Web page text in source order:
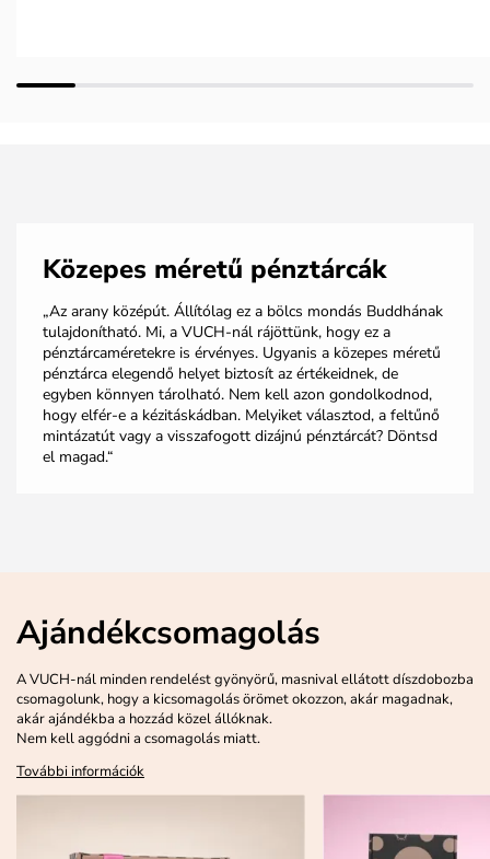
Közepes méretű pénztárcák
„Az arany középút. Állítólag ez a bölcs mondás Buddhának
tulajdonítható. Mi, a VUCH-nál rájöttünk, hogy ez a
pénztárcaméretekre is érvényes. Ugyanis a közepes méretű
pénztárca elegendő helyet biztosít az értékeidnek, de
egyben könnyen tárolható. Nem kell azon gondolkodnod,
hogy elfér-e a kézitáskádban. Melyiket választod, a feltűnő
mintázatút vagy a visszafogott dizájnú pénztárcát? Döntsd
el magad.“
Ajándékcsomagolás
A VUCH-nál minden rendelést gyönyörű, masnival ellátott díszdobozba
csomagolunk, hogy a kicsomagolás örömet okozzon, akár magadnak,
akár ajándékba a hozzád közel állóknak.
Nem kell aggódni a csomagolás miatt.
További információk